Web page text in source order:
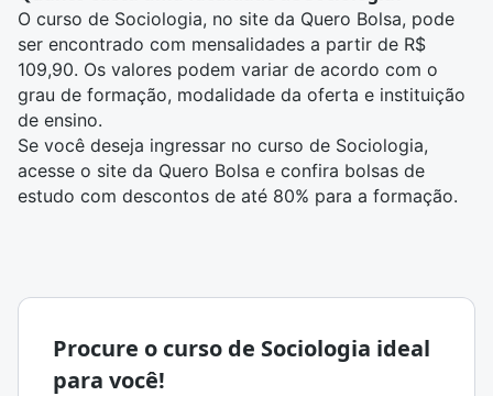
O curso de Sociologia, no site da Quero Bolsa, pode
ser encontrado com mensalidades a partir de R$
109,90. Os valores podem variar de acordo com o
grau de formação, modalidade da oferta e instituição
de ensino.
Se você deseja ingressar no curso de Sociologia,
acesse o site da Quero Bolsa e confira bolsas de
estudo com descontos de até 80% para a formação.
Procure o curso de Sociologia ideal
para você!